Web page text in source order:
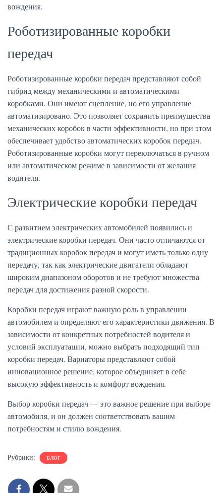
вождения.
Роботизированные коробки
передач
Роботизированные коробки передач представляют собой
гибрид между механическими и автоматическими
коробками. Они имеют сцепление, но его управление
автоматизировано. Это позволяет сохранить преимущества
механических коробок в части эффективности, но при этом
обеспечивает удобство автоматических коробок передач.
Роботизированные коробки могут переключаться в ручном
или автоматическом режиме в зависимости от желания
водителя.
Электрические коробки передач
С развитием электрических автомобилей появились и
электрические коробки передач. Они часто отличаются от
традиционных коробок передач и могут иметь только одну
передачу, так как электрические двигатели обладают
широким диапазоном оборотов и не требуют множества
передач для достижения разной скорости.
Коробки передач играют важную роль в управлении
автомобилем и определяют его характеристики движения. В
зависимости от конкретных потребностей водителя и
условий эксплуатации, можно выбрать подходящий тип
коробки передач. Вариаторы представляют собой
инновационное решение, которое объединяет в себе
высокую эффективность и комфорт вождения.
Выбор коробки передач — это важное решение при выборе
автомобиля, и он должен соответствовать вашим
потребностям и стилю вождения.
Рубрики: БЛОГ